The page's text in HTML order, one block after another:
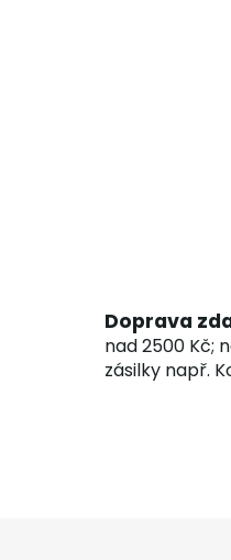
Doprava
nad 2500 Kč;
zásilky např.